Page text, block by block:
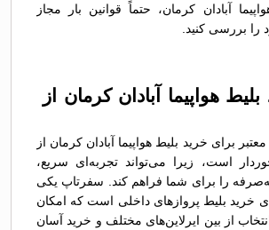
آبادان کرمان، حتماً قوانین بار مجاز
را بررسی کنید.
هواپیما آبادان کرمان از
برای خرید بلیط هواپیما آبادان کرمان از
است، زیرا می‌تواند تجربه‌ای سریع،
را برای شما فراهم کند. سفرتاپ یکی
خرید بلیط پروازهای داخلی است که امکان
از بین ایرلاین‌های مختلف و خرید آسان